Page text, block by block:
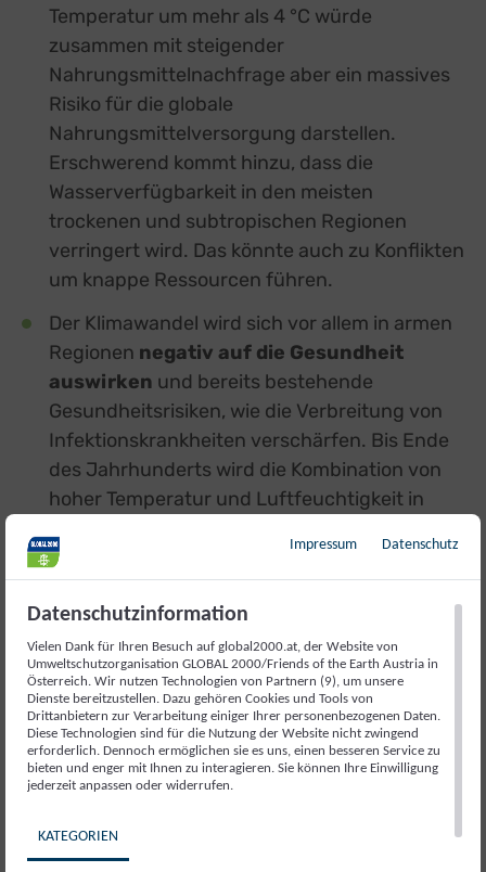
Temperatur um mehr als 4 °C würde
zusammen mit steigender
Nahrungsmittelnachfrage aber ein massives
Risiko für die globale
Nahrungsmittelversorgung darstellen.
Erschwerend kommt hinzu, dass die
Wasserverfügbarkeit in den meisten
trockenen und subtropischen Regionen
verringert wird. Das könnte auch zu Konflikten
um knappe Ressourcen führen.
Der Klimawandel wird sich vor allem in armen
Regionen negativ auf die Gesundheit
auswirken und bereits bestehende
Gesundheitsrisiken, wie die Verbreitung von
Infektionskrankheiten verschärfen. Bis Ende
des Jahrhunderts wird die Kombination von
hoher Temperatur und Luftfeuchtigkeit in
wie Arbeit im Freien und die
Nahrungsmittelproduktion stark
einschränken.
Ungebremster Klimawandel würde das
Wirtschaftswachstum global verringern
und die globale Armutsbekämpfung damit
schwieriger machen. Schon bei einer
Erwärmung um zwei Grad werden sich die
Weltbruttosozialprodukts belaufen. Mit
zunehmender Erwärmung nehmen die Folgen
Impressum Datenschutz
Datenschutzinformation
Vielen Dank für Ihren Besuch auf global2000.at, der Website von
Umweltschutzorganisation GLOBAL 2000/Friends of the Earth Austria in
Österreich. Wir nutzen Technologien von Partnern (9), um unsere
Dienste bereitzustellen. Dazu gehören Cookies und Tools von
Drittanbietern zur Verarbeitung einiger Ihrer personenbezogenen Daten.
Diese Technologien sind für die Nutzung der Website nicht zwingend
erforderlich. Dennoch ermöglichen sie es uns, einen besseren Service zu
bieten und enger mit Ihnen zu interagieren. Sie können Ihre Einwilligung
jederzeit anpassen oder widerrufen.
KATEGORIEN